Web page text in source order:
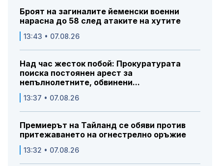
Броят на загиналите йеменски военни
нарасна до 58 след атаките на хутите
13:43 • 07.08.26
Над час жесток побой: Прокуратурата
поиска постоянен арест за
непълнолетните, обвинени...
13:37 • 07.08.26
Премиерът на Тайланд се обяви против
притежаването на огнестрелно оръжие
13:32 • 07.08.26